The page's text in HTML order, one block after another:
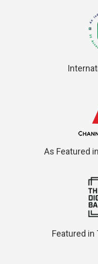
As Featured
Featured in